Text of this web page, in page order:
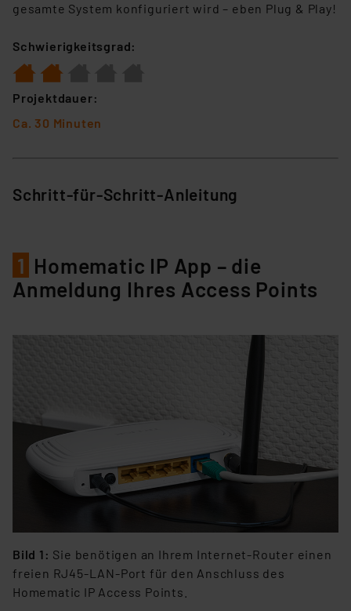
gesamte System konfiguriert wird – eben Plug & Play!
Schwierigkeitsgrad:
Projektdauer:
Ca. 30 Minuten
Schritt-für-Schritt-Anleitung
1 Homematic IP App – die
Anmeldung Ihres Access Points
Bild 1: Sie benötigen an Ihrem Internet-Router einen
freien RJ45-LAN-Port für den Anschluss des
Homematic IP Access Points.